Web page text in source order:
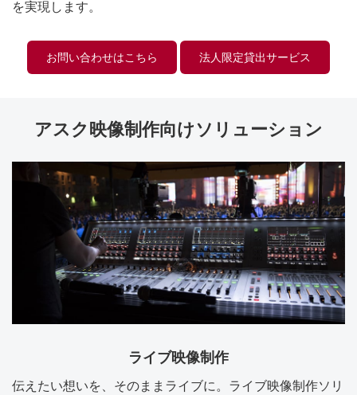
を実現します。
お問い合わせはこちら 法人限定貸出サービス
アスク映像制作向けソリューション
ライブ映像制作
伝えたい想いを、そのままライブに。ライブ映像制作ソリ